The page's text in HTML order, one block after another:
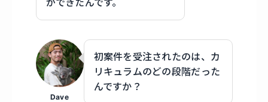
Dave
初案件を受注されたのは、カ
リキュラムのどの段階だった
んですか？